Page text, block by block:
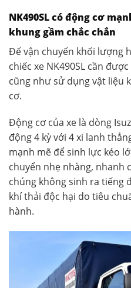
NK490SL có động cơ
khung gầm chắc chắn
Để vận chuyển khối lượng
chiếc xe NK490SL cần
cũng như sử dụng vật liệu
cơ.
Động cơ của xe là dòng
động 4 kỳ với 4 xi lanh
mạnh mẽ để sinh lực kéo
chuyển nhẹ nhàng, nhanh
chúng không sinh ra tiếng
khí thải độc hại do tiêu
hành.